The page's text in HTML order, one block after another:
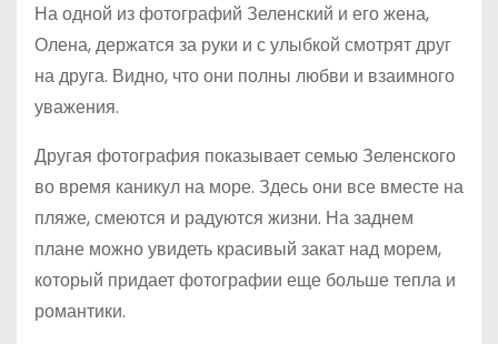
На одной из фотографий Зеленский и его жена,
Олена, держатся за руки и с улыбкой смотрят друг
на друга. Видно, что они полны любви и взаимного
уважения.
Другая фотография показывает семью Зеленского
во время каникул на море. Здесь они все вместе на
пляже, смеются и радуются жизни. На заднем
плане можно увидеть красивый закат над морем,
который придает фотографии еще больше тепла и
романтики.